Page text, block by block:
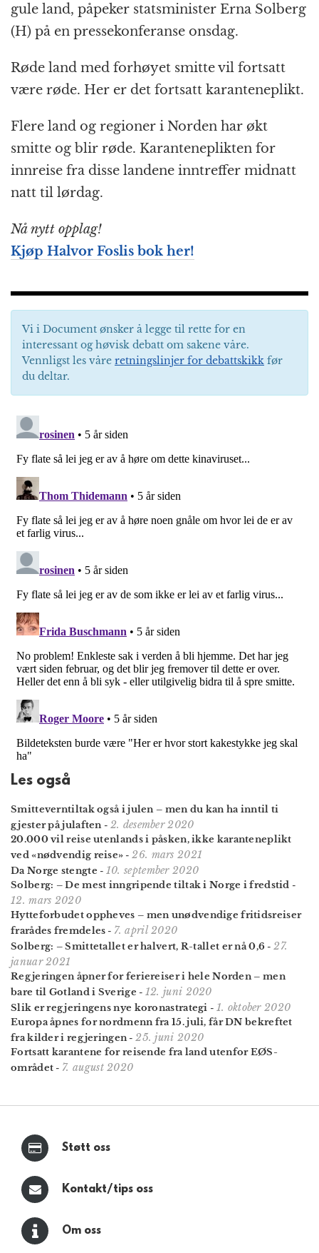
gule land, påpeker statsminister Erna Solberg
(H) på en pressekonferanse onsdag.
Røde land med forhøyet smitte vil fortsatt
være røde. Her er det fortsatt karanteneplikt.
Flere land og regioner i Norden har økt
smitte og blir røde. Karanteneplikten for
innreise fra disse landene inntreffer midnatt
natt til lørdag.
Nå nytt opplag!
Kjøp Halvor Foslis bok her!
Vi i Document ønsker å legge til rette for en
interessant og høvisk debatt om sakene våre.
Vennligst les våre retningslinjer for debattskikk før
du deltar.
Les også
Smitteverntiltak også i julen – men du kan ha inntil ti
gjester på julaften - 2. desember 2020
20.000 vil reise utenlands i påsken, ikke karanteneplikt
ved «nødvendig reise» - 26. mars 2021
Da Norge stengte - 10. september 2020
Solberg: – De mest inngripende tiltak i Norge i fredstid -
12. mars 2020
Hytteforbudet oppheves – men unødvendige fritidsreiser
frarådes fremdeles - 7. april 2020
Solberg: – Smittetallet er halvert, R-tallet er nå 0,6 - 27.
januar 2021
Regjeringen åpner for feriereiser i hele Norden – men
bare til Gotland i Sverige - 12. juni 2020
Slik er regjeringens nye koronastrategi - 1. oktober 2020
Europa åpnes for nordmenn fra 15. juli, får DN bekreftet
fra kilder i regjeringen - 25. juni 2020
Fortsatt karantene for reisende fra land utenfor EØS-
området - 7. august 2020
Støtt oss
Kontakt/tips oss
Om oss